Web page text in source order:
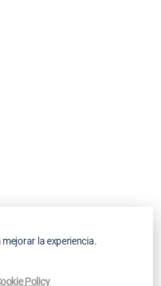
la experiencia.
Policy